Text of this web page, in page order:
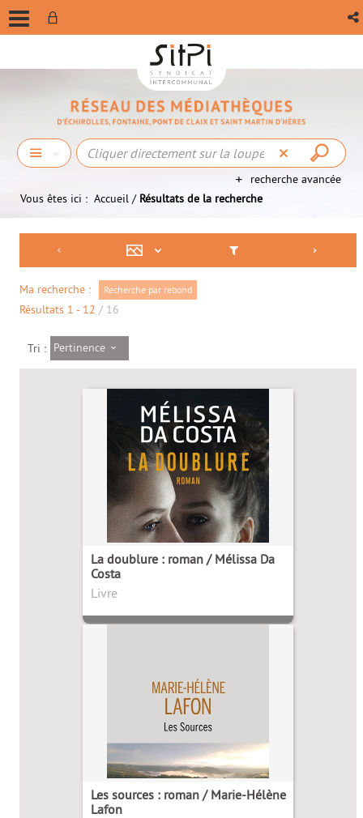
recherche avancée
Vous êtes ici : Accueil / Résultats de la recherche
Ma recherche : Recherche par rebond
Résultats 1 - 12 / 16
Tri : Pertinence
La doublure : roman / Mélissa Da
Costa
Livre
Les sources : roman / Marie-Hélène
Lafon